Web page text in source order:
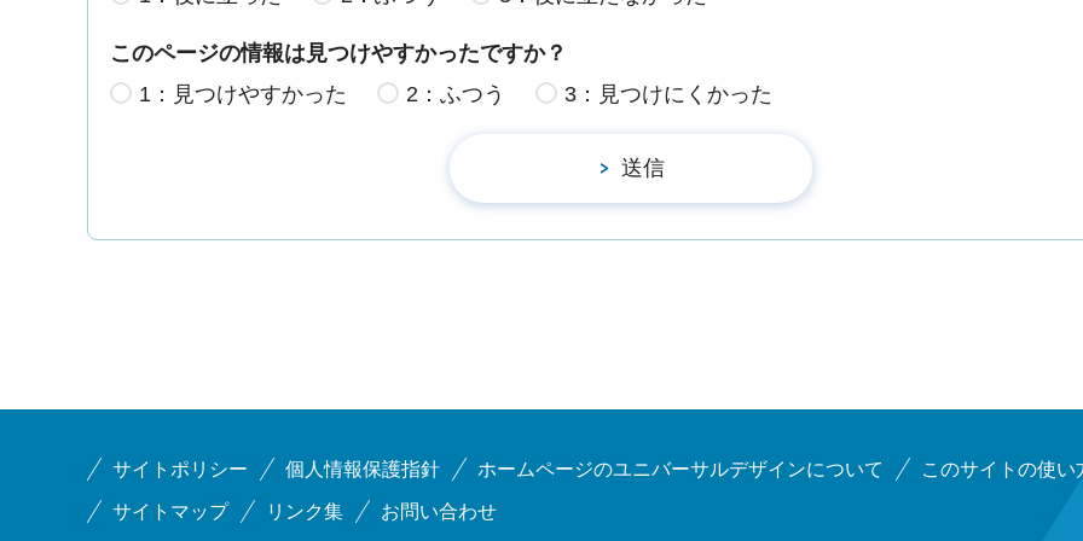
このページの情報は見つけやすかったですか？
1：見つけやすかった
2：ふつう 3：見つけにくかった
サイトポリシー 個人情報保護指針 ホームページのユニバーサルデザインについて このサイトの使い
サイトマップ リンク集 お問い合わせ